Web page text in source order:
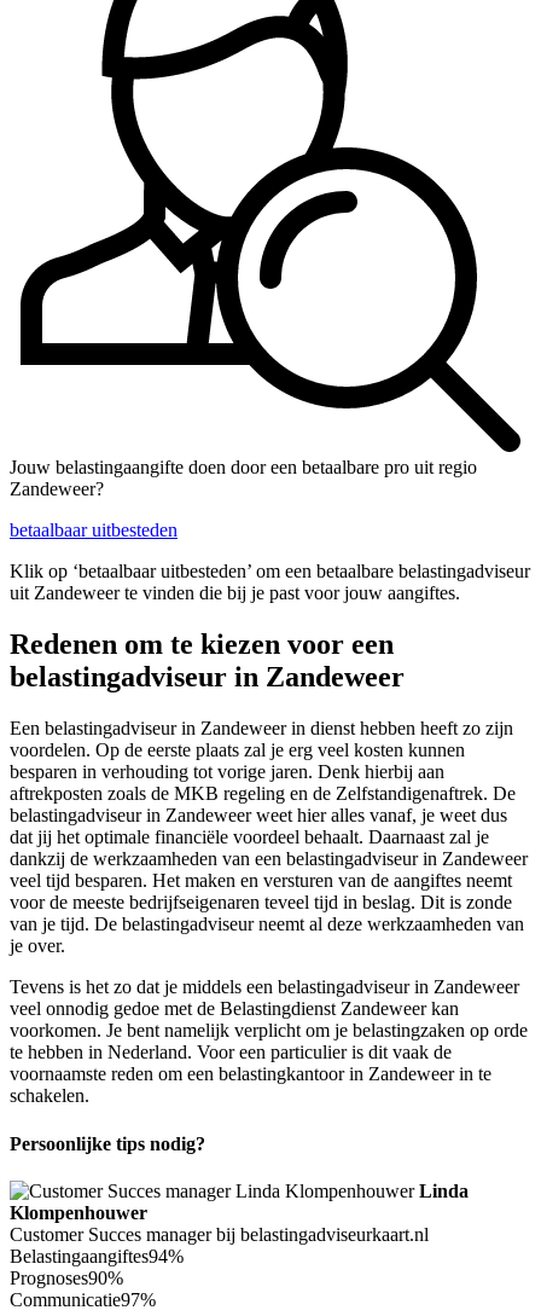
Jouw belastingaangifte doen door een betaalbare pro uit regio
Zandeweer?
betaalbaar uitbesteden
Klik op ‘betaalbaar uitbesteden’ om een betaalbare belastingadviseur
uit Zandeweer te vinden die bij je past voor jouw aangiftes.
Redenen om te kiezen voor een
belastingadviseur in Zandeweer
Een belastingadviseur in Zandeweer in dienst hebben heeft zo zijn
voordelen. Op de eerste plaats zal je erg veel kosten kunnen
besparen in verhouding tot vorige jaren. Denk hierbij aan
aftrekposten zoals de MKB regeling en de Zelfstandigenaftrek. De
belastingadviseur in Zandeweer weet hier alles vanaf, je weet dus
dat jij het optimale financiële voordeel behaalt. Daarnaast zal je
dankzij de werkzaamheden van een belastingadviseur in Zandeweer
veel tijd besparen. Het maken en versturen van de aangiftes neemt
voor de meeste bedrijfseigenaren teveel tijd in beslag. Dit is zonde
van je tijd. De belastingadviseur neemt al deze werkzaamheden van
je over.
Tevens is het zo dat je middels een belastingadviseur in Zandeweer
veel onnodig gedoe met de Belastingdienst Zandeweer kan
voorkomen. Je bent namelijk verplicht om je belastingzaken op orde
te hebben in Nederland. Voor een particulier is dit vaak de
voornaamste reden om een belastingkantoor in Zandeweer in te
schakelen.
Persoonlijke tips nodig?
Linda
Klompenhouwer
Customer Succes manager bij belastingadviseurkaart.nl
Belastingaangiftes94%
Prognoses90%
Communicatie97%